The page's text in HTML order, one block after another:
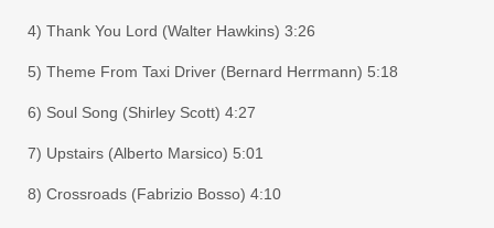
4) Thank You Lord (Walter Hawkins) 3:26
5) Theme From Taxi Driver (Bernard Herrmann) 5:18
6) Soul Song (Shirley Scott) 4:27
7) Upstairs (Alberto Marsico) 5:01
8) Crossroads (Fabrizio Bosso) 4:10